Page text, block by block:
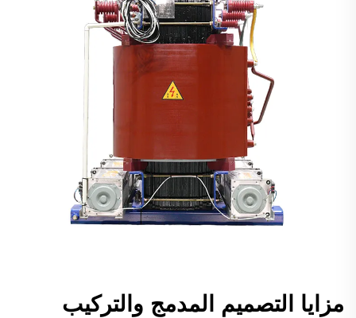
مزايا التصميم المدمج والتركيب